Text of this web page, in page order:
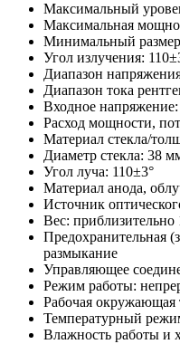
Максимальный
Максимальная
Минимальный размер
Угол излучения:
Диапазон
Диапазон тока
Входное
Расход мощности,
Материал стекла/
Диаметр стекла: 38
Угол луча: 110±3°
Материал анода,
Источник
Вес: приблизительно
Предохранительная
размыкание
Управляющее
Режим работы:
Рабочая окружающая
Температурный
Влажность работы и